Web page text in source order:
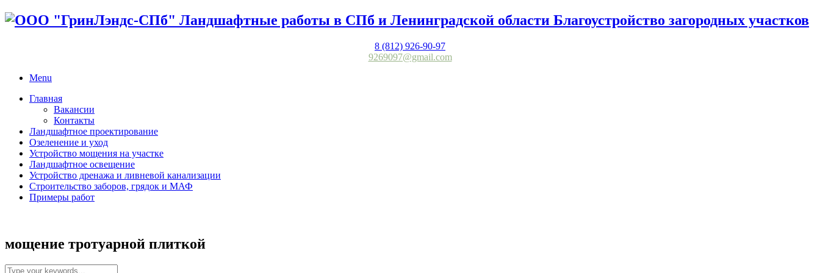
Благоустройство загородных участков
8 (812) 926-90-97
9269097@gmail.com
Menu
Главная
Вакансии
Контакты
Ландшафтное проектирование
Озеленение и уход
Устройство мощения на участке
Ландшафтное освещение
Устройство дренажа и ливневой канализации
Строительство заборов, грядок и МАФ
Примеры работ
мощение тротуарной плиткой